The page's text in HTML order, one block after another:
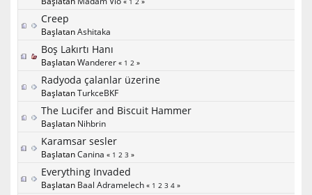
Creep
BaşlatanAshitaka
Boş Lakırtı Hanı
BaşlatanWanderer « 1 2 »
Radyoda çalanlar üzerine
BaşlatanTurkceBKF
The Lucifer and Biscuit Hammer
Başlatan Nihbrin
Karamsar sesler
BaşlatanCanina « 1 2 3 »
Everything Invaded
Başlatan Baal Adramelech « 1 2 3 4 »